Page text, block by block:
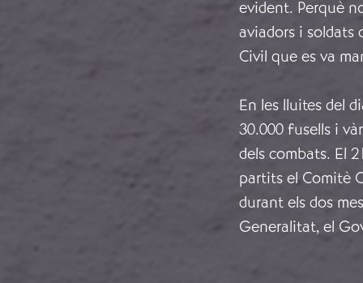
evident. Perquè
aviadors i soldats
Civil que es va
En les lluites del
30.000 fusells i
dels combats. El
partits el Comitè
durant els dos
Generalitat, el